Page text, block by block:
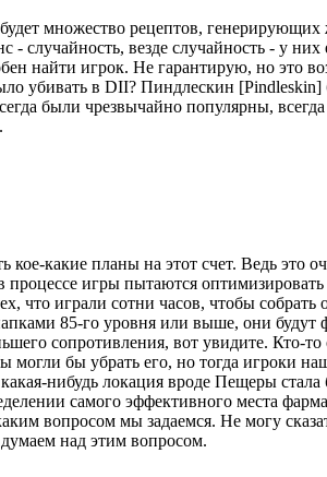
множество рецептов,
- случайность, везде случайность - у них
найти игрок. Не гарантирую, но это
убивать в DII? Пиндлескин [Pindleskin]
были чрезвычайно популярны,
кое-какие планы на этот счет. Ведь это
процессе игры пытаются
что играли сотни часов, чтобы собрать
85-го уровня или выше, они будут
сопротивления, вот увидите. Кто-
бы убрать его, но тогда игроки
нибудь локация вроде Пещеры
самого эффективного места
вопросом мы задаемся. Не могу
над этим вопросом.